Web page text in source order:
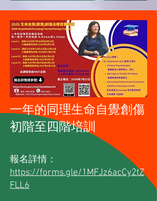
一年的同理生命自覺創傷
初階至四階培訓
報名詳情：
https://forms.gle/1MFJz6acCy2tZ
FLL6